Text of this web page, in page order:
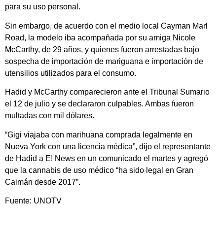
para su uso personal.
Sin embargo, de acuerdo con el medio local Cayman Marl
Road, la modelo iba acompañada por su amiga Nicole
McCarthy, de 29 años, y quienes fueron arrestadas bajo
sospecha de importación de mariguana e importación de
utensilios utilizados para el consumo.
Hadid y McCarthy comparecieron ante el Tribunal Sumario
el 12 de julio y se declararon culpables. Ambas fueron
multadas con mil dólares.
“Gigi viajaba con marihuana comprada legalmente en
Nueva York con una licencia médica”, dijo el representante
de Hadid a E! News en un comunicado el martes y agregó
que la cannabis de uso médico “ha sido legal en Gran
Caimán desde 2017”.
Fuente: UNOTV